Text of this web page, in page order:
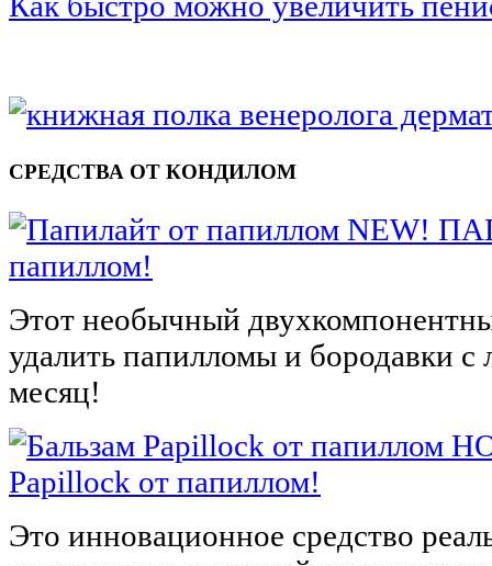
СРЕДСТВА ОТ КОНДИЛОМ
NEW!
папиллом!
Этот необычный
удалить папилломы и бородавки с
месяц!
Papillock от папиллом!
Это инновационное средство